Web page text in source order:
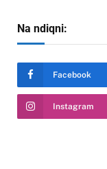
Na ndiqni:
Facebook
Instagram